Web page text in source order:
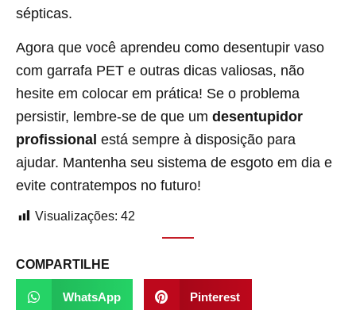
sépticas.
Agora que você aprendeu como desentupir vaso
com garrafa PET e outras dicas valiosas, não
hesite em colocar em prática! Se o problema
persistir, lembre-se de que um desentupidor
profissional está sempre à disposição para
ajudar. Mantenha seu sistema de esgoto em dia e
evite contratempos no futuro!
Visualizações: 42
COMPARTILHE
WhatsApp Pinterest